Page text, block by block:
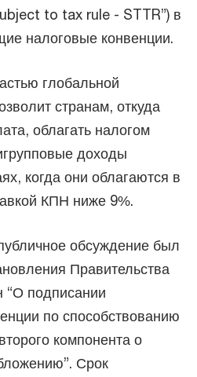
to tax rule - STTR”) в
налоговые конвенции.
глобальной
странам, откуда
облагать налогом
доходы
когда они облагаются в
КПН ниже 9%.
обсуждение был
Правительства
“О подписании
по способствованию
компонента о
Срок